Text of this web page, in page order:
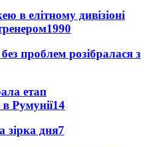
в елітному дивізіоні
1990
проблем розібралася з
етап
Румунії14
дня7